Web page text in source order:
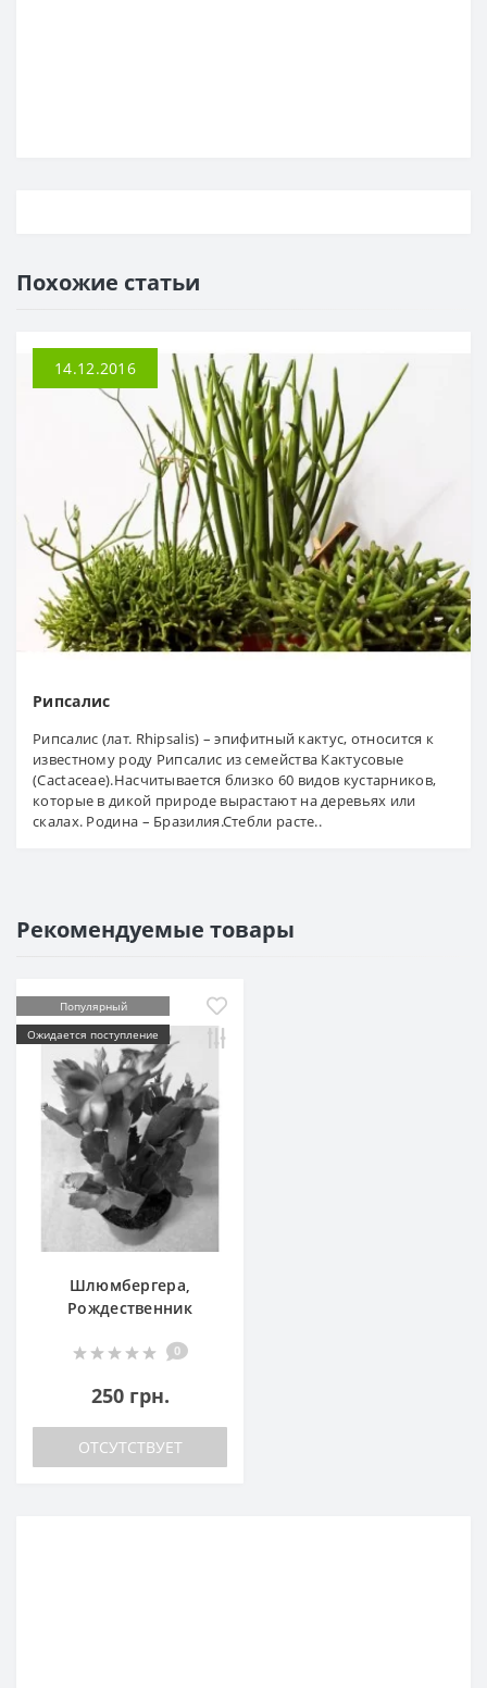
Похожие статьи
14.12.2016
Рипсалис
Рипсалис (лат. Rhipsalis) – эпифитный кактус, относится к
известному роду Рипсалис из семейства Кактусовые
(Cactaceae).Насчитывается близко 60 видов кустарников,
которые в дикой природе вырастают на деревьях или
скалах. Родина – Бразилия.Стебли расте..
Рекомендуемые товары
Популярный
Ожидается поступление
Шлюмбергера,
Рождественник
0
250 грн.
ОТСУТСТВУЕТ